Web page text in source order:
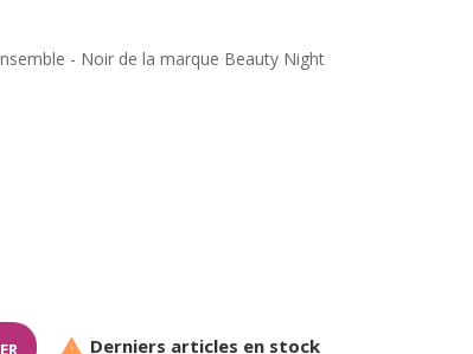
- Noir de la marque Beauty Night
 Derniers articles en stock